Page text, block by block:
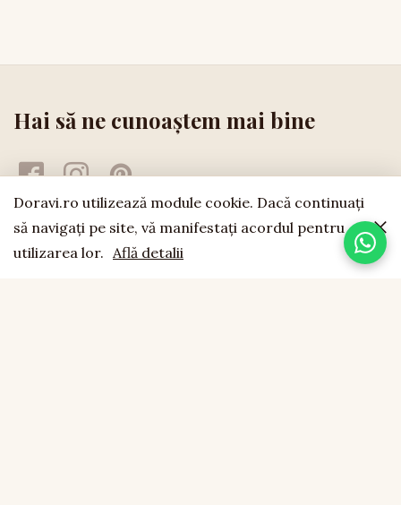
Hai să ne cunoaștem mai bine
Doravi.ro utilizează module cookie. Dacă continuaţi
să navigaţi pe site, vă manifestaţi acordul pentru
utilizarea lor. Află detalii